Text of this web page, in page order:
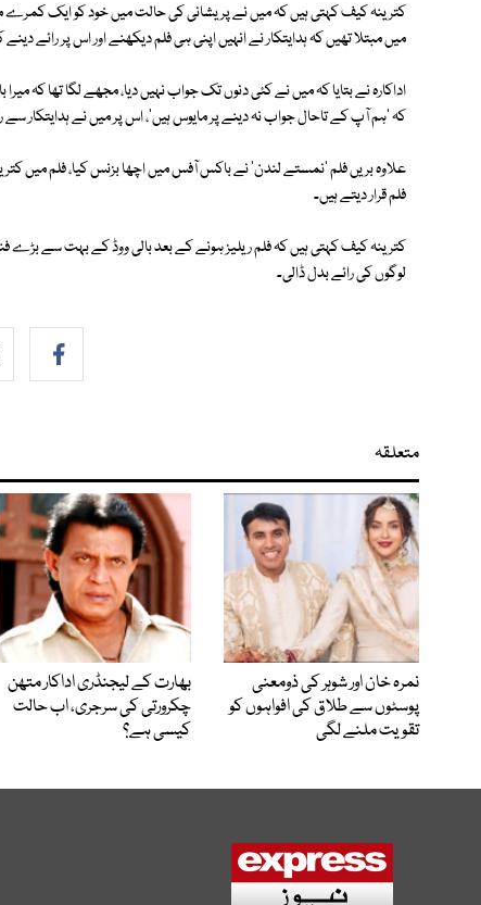
کترینہ کیف کہتی ہیں کہ میں نے پریشانی کی حالت میں خود کو ایک کمرے
میں مبتلا تھیں کہ ہدایتکار نے انہیں اپنی ہی فلم دیکھنے اور اس پر رائے
اداکارہ نے بتایا کہ میں نے کئی دنوں تک جواب نہیں دیا، مجھے لگا تھا کہ
کہ 'ہم آپ کے تاحال جواب نہ دینے پر مایوس ہیں'، اس پر میں نے ہدایتکار سے
علاوہ بریں فلم 'نمستے لندن' نے باکس آفس میں اچھا بزنس کیا، فلم میں
فلم قرار دیتے ہیں۔
کترینہ کیف کہتی ہیں کہ فلم ریلیز ہونے کے بعد بالی ووڈ کے بہت سے
لوگوں کی رائے بدل ڈالی۔
متعلقہ
نمرہ خان اور شوہر کی ذومعنی
پوسٹوں سے طلاق کی افواہوں کو
تقویت ملنے لگی
بھارت کے لیجنڈری اداکار متھن
چکرورتی کی سرجری، اب حالت
کیسی ہے؟